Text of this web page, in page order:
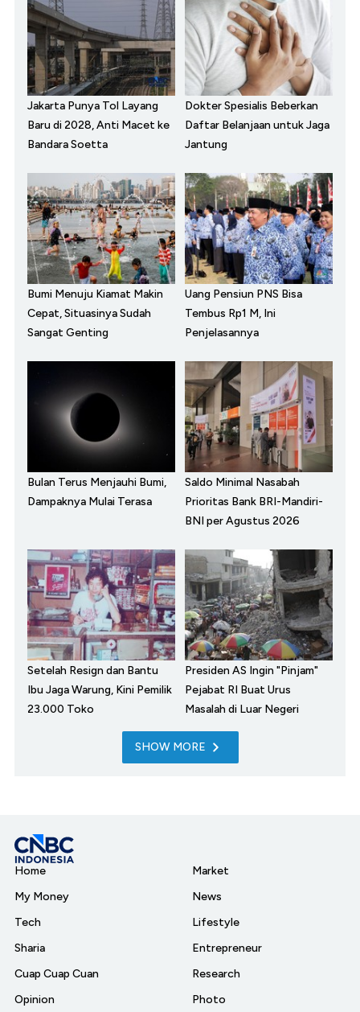
Jakarta Punya Tol Layang
Baru di 2028, Anti Macet ke
Bandara Soetta
Dokter Spesialis Beberkan
Daftar Belanjaan untuk Jaga
Jantung
Bumi Menuju Kiamat Makin
Cepat, Situasinya Sudah
Sangat Genting
Uang Pensiun PNS Bisa
Tembus Rp1 M, Ini
Penjelasannya
Bulan Terus Menjauhi Bumi,
Dampaknya Mulai Terasa
Saldo Minimal Nasabah
Prioritas Bank BRI-Mandiri-
BNI per Agustus 2026
Setelah Resign dan Bantu
Ibu Jaga Warung, Kini Pemilik
23.000 Toko
Presiden AS Ingin "Pinjam"
Pejabat RI Buat Urus
Masalah di Luar Negeri
SHOW MORE
Home
My Money
Tech
Sharia
Cuap Cuap Cuan
Opinion
Market
News
Lifestyle
Entrepreneur
Research
Photo